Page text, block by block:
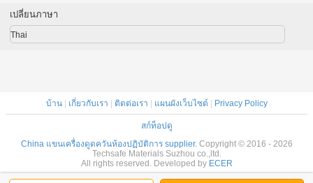
ควันเชื่อม
เปลี่ยนภาษา
Thai
บ้าน| เกี่ยวกับเรา | ติดต่อเรา | แผนผังเว็บไซต์ | Privacy Policy
สก์ท็อปดู
China แขนเครื่องดูดควันห้องปฏิบัติการ supplier. Copyright © 2016 - 2026
Techsafe Materials Suzhou co.,ltd.
All rights reserved. Developed by ECER